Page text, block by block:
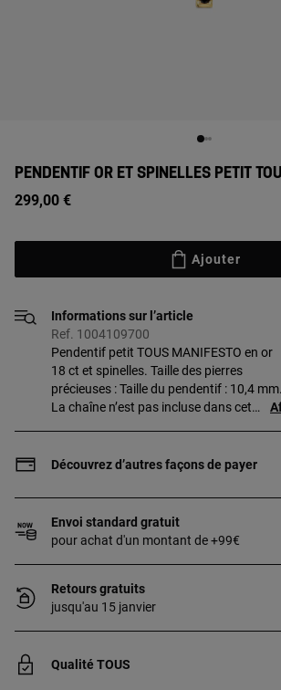
PENDENTIF OR ET SPINELLES PETIT
299,00 €
Ajouter
Informations sur l’article
Ref. 1004109700
Pendentif petit TOUS MANIFESTO en or
18 ct et spinelles. Taille des pierres
précieuses : Taille du pendentif : 10,4 mm.
La chaîne n’est pas incluse dans cet
Découvrez d’autres façons de payer
Envoi standard gratuit
pour achat d'un montant de +99€
Retours gratuits
jusqu'au 15 janvier
Qualité TOUS